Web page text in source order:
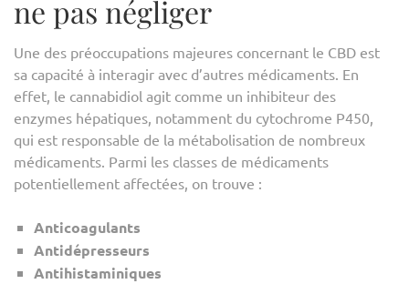
ne pas négliger
Une des préoccupations majeures concernant le CBD est
sa capacité à interagir avec d’autres médicaments. En
effet, le cannabidiol agit comme un inhibiteur des
enzymes hépatiques, notamment du cytochrome P450,
qui est responsable de la métabolisation de nombreux
médicaments. Parmi les classes de médicaments
potentiellement affectées, on trouve :
Anticoagulants
Antidépresseurs
Antihistaminiques